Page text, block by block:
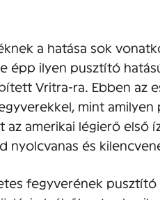
a hatása sok
épp ilyen pusztító
Vritra-ra. Ebben az
mint amilyen
amerikai légierő első
nyolcvanas és
fegyverének pusztító